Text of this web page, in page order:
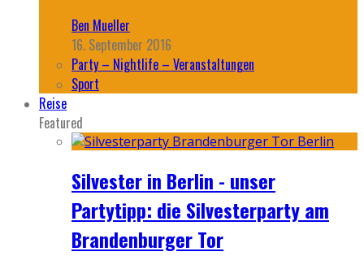
Ben Mueller
16. September 2016
Party – Nightlife – Veranstaltungen
Sport
Reise
Featured
Silvester in Berlin - unser
Partytipp: die Silvesterparty am
Brandenburger Tor